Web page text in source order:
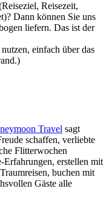
Reisezeit,
Dann können Sie uns
liefern. Das ist der
einfach über das
Travel sagt
schaffen, verliebte
Flitterwochen
Erfahrungen, erstellen mit
buchen mit
Gäste alle